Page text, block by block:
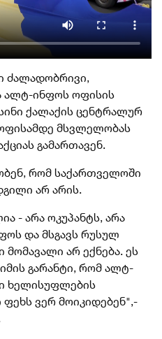
ძალადობრივი,
ალტ-ინფოს ოფისის
ქალაქის ცენტრალურ
მსვლელობას
გამართავენ.
რომ საქართველოში
არ არის.
- არა ოკუპანტს, არა
და მსგავს რუსულ
მომავალი არ ექნება. ეს
გარანტი, რომ ალტ-
ხელისუფლების
ფეხს ვერ მოიკიდებენ",-